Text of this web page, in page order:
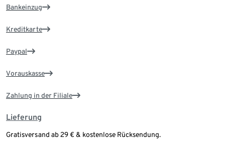
Bankeinzug
Kreditkarte
Paypal
Vorauskasse
Zahlung in der Filiale
Lieferung
Gratisversand ab 29 € & kostenlose Rücksendung.